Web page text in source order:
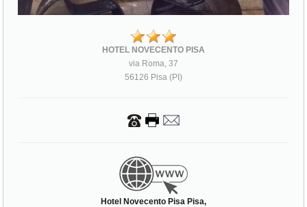
HOTEL NOVECENTO PISA
via Roma, 37
56126 Pisa (PI)
Hotel Novecento Pisa Pisa,